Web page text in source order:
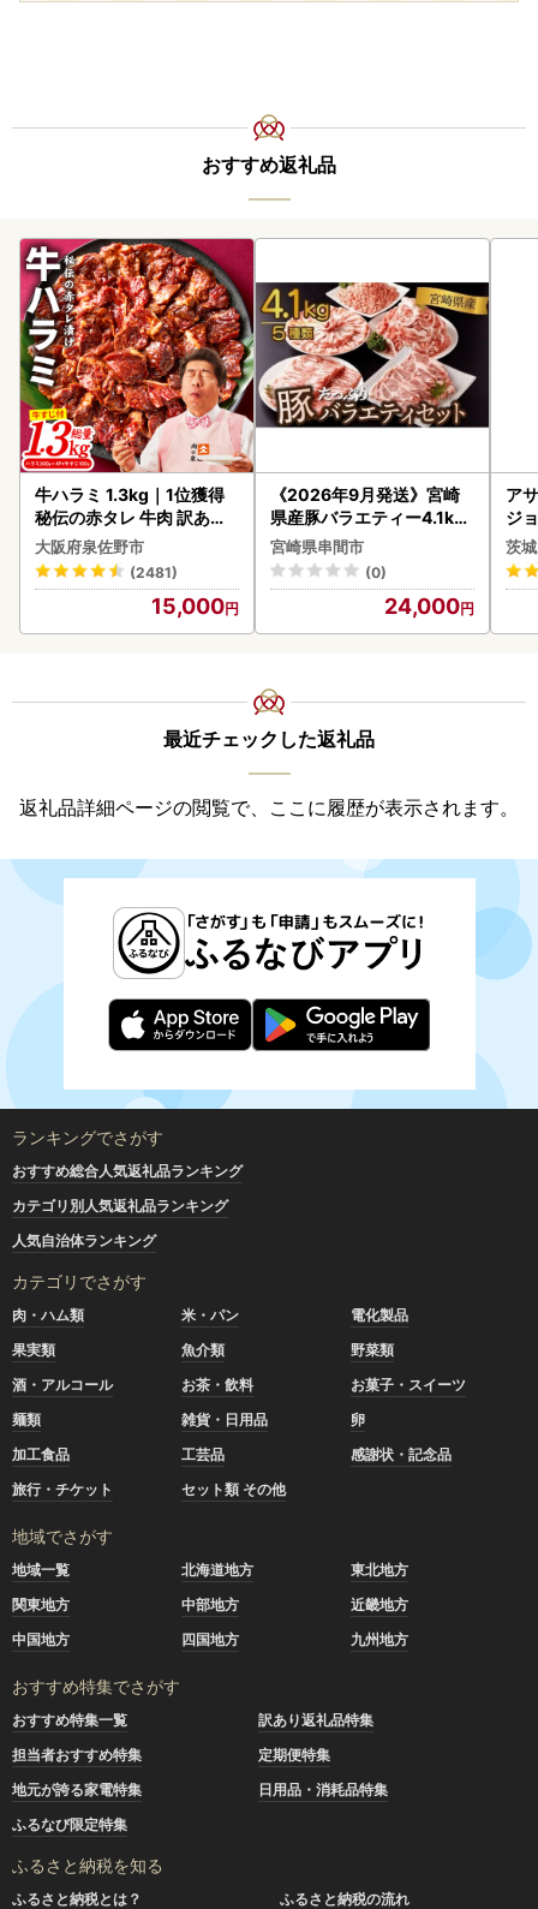
おすすめ返礼品
牛ハラミ 1.3kg｜1位獲得
秘伝の赤タレ 牛肉 訳あり
焼肉 BBQ
大阪府泉佐野市
(2481)
15,000
《2026年9月発送》宮崎
県産豚バラエティー4.1kg
セット_K033-057-2609
宮崎県串間市
(0)
24,000
ア
ジ
(1ケース)
ビ
茨
最近チェックした返礼品
返礼品詳細ページの閲覧で、ここに履歴が表示されます。
ランキングでさがす
おすすめ総合人気返礼品ランキング
カテゴリ別人気返礼品ランキング
人気自治体ランキング
カテゴリでさがす
肉・ハム類 米・パン
電化製品
果実類
魚介類
野菜類
酒・アルコール
お茶・飲料
お菓子・スイーツ
麺類
雑貨・日用品
卵
加工食品
工芸品
感謝状・記念品
旅行・チケット
セット類 その他
地域でさがす
地域一覧 北海道地方
東北地方
関東地方
中部地方
近畿地方
中国地方
四国地方 九州地方
おすすめ特集でさがす
おすすめ特集一覧
訳あり返礼品特集
担当者おすすめ特集
定期便特集
地元が誇る家電特集
日用品・消耗品特集
ふるなび限定特集
ふるさと納税を知る
ふるさと納税とは？
ふるさと納税の流れ